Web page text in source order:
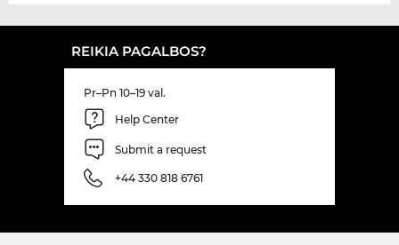
REIKIA PAGALBOS?
Pr–Pn 10–19 val.
Help Center
Submit a request
+44 330 818 6761